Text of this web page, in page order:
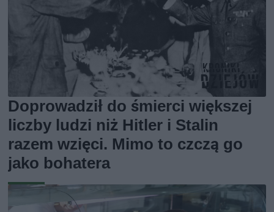
Doprowadził do śmierci większej
liczby ludzi niż Hitler i Stalin
razem wzięci. Mimo to czczą go
jako bohatera